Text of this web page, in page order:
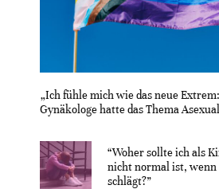
„Ich fühle mich wie das neue
Gynäkologe hatte das Thema
“Woher sollte ich als
nicht normal ist, wenn
schlägt?”